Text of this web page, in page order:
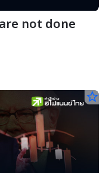
not done
star_border